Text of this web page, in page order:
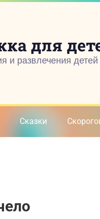
для
и развлечения детей
Сказки